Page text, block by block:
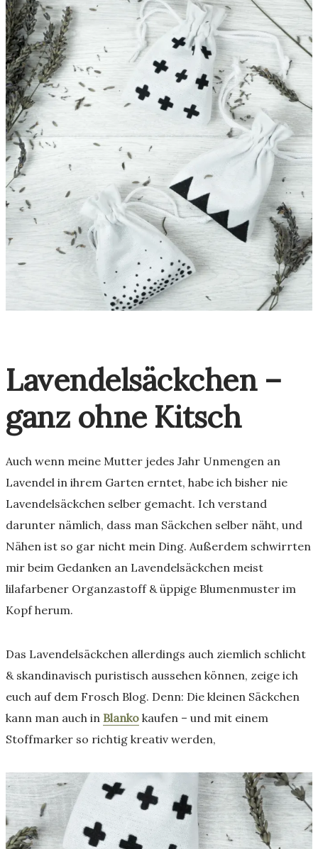
Lavendelsäckchen –
ganz ohne Kitsch
Auch wenn meine Mutter jedes Jahr Unmengen an
Lavendel in ihrem Garten erntet, habe ich bisher nie
Lavendelsäckchen selber gemacht. Ich verstand
darunter nämlich, dass man Säckchen selber näht, und
Nähen ist so gar nicht mein Ding. Außerdem schwirrten
mir beim Gedanken an Lavendelsäckchen meist
lilafarbener Organzastoff & üppige Blumenmuster im
Kopf herum.
Das Lavendelsäckchen allerdings auch ziemlich schlicht
& skandinavisch puristisch aussehen können, zeige ich
euch auf dem Frosch Blog. Denn: Die kleinen Säckchen
kann man auch in Blanko kaufen – und mit einem
Stoffmarker so richtig kreativ werden,